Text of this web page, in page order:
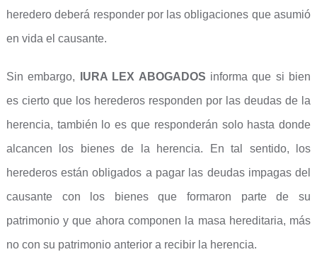
heredero deberá responder por las obligaciones que asumió
en vida el causante.
Sin embargo, IURA LEX ABOGADOS informa que si bien
es cierto que los herederos responden por las deudas de la
herencia, también lo es que responderán solo hasta donde
alcancen los bienes de la herencia. En tal sentido, los
herederos están obligados a pagar las deudas impagas del
causante con los bienes que formaron parte de su
patrimonio y que ahora componen la masa hereditaria, más
no con su patrimonio anterior a recibir la herencia.